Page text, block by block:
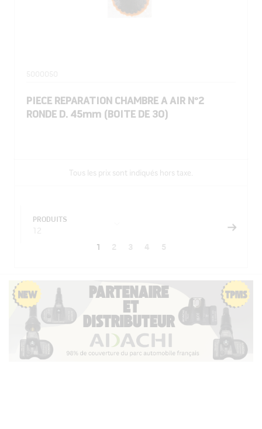
5000050
PIECE REPARATION CHAMBRE A AIR N°2
RONDE D. 45mm (BOITE DE 30)
Tous les prix sont indiqués hors taxe.
PRODUITS
12
Vous
page
1 Page
2 Page
3 Page
4 Page
5